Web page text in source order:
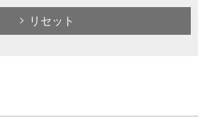
リセット